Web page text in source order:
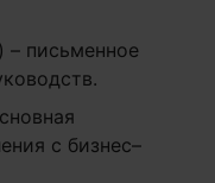
– письменное
с бизнес–